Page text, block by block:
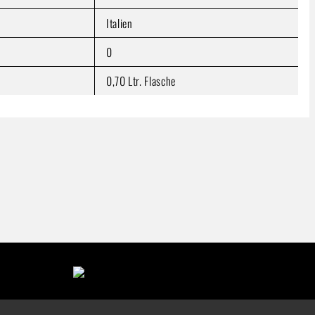
Italien
0
0,70 Ltr. Flasche